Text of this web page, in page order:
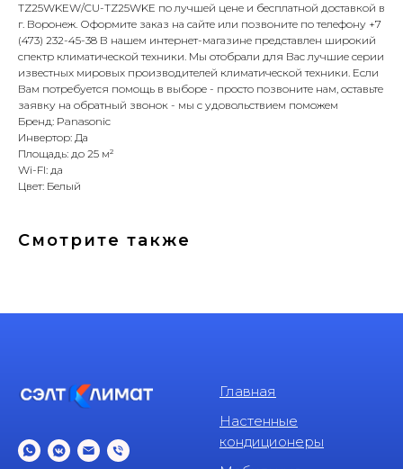
TZ25WKEW/CU-TZ25WKE по лучшей цене и бесплатной доставкой в
г. Воронеж. Оформите заказ на сайте или позвоните по телефону +7
(473) 232-45-38 В нашем интернет-магазине представлен широкий
спектр климатической техники. Мы отобрали для Вас лучшие серии
известных мировых производителей климатической техники. Если
Вам потребуется помощь в выборе - просто позвоните нам, оставьте
заявку на обратный звонок - мы с удовольствием поможем
Бренд: Panasonic
Инвертор: Да
Площадь: до 25 м²
Wi-FI: да
Цвет: Белый
Смотрите также
Главная
Настенные
кондиционеры